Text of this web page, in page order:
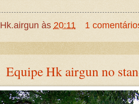
Hk.airgun às 20:11 1
Equipe Hk airgun no